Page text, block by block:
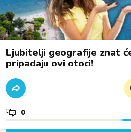
Ljubitelji geografije znat
pripadaju ovi otoci!
0